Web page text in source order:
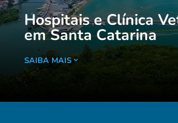
Hospitais e Clínica
em Santa Catarina
SAIBA MAIS